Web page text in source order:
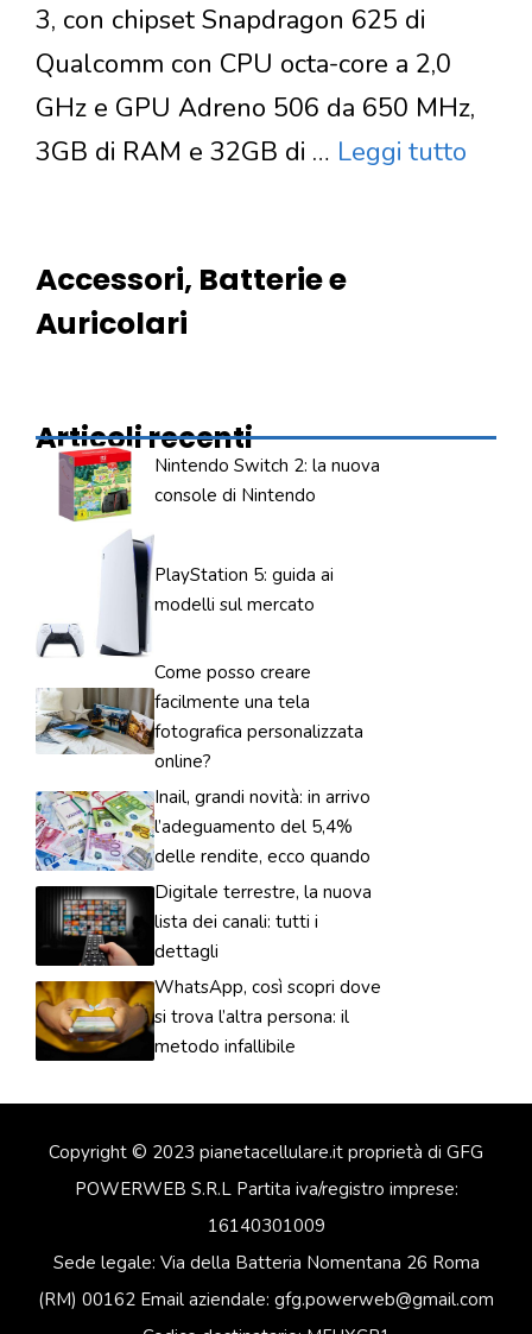
3, con chipset Snapdragon 625 di
Qualcomm con CPU octa-core a 2,0
GHz e GPU Adreno 506 da 650 MHz,
3GB di RAM e 32GB di … Leggi tutto
Accessori, Batterie e
Auricolari
Articoli recenti
Nintendo Switch 2: la nuova
console di Nintendo
PlayStation 5: guida ai
modelli sul mercato
Come posso creare
facilmente una tela
fotografica personalizzata
online?
Inail, grandi novità: in arrivo
l’adeguamento del 5,4%
delle rendite, ecco quando
Digitale terrestre, la nuova
lista dei canali: tutti i
dettagli
WhatsApp, così scopri dove
si trova l’altra persona: il
metodo infallibile
Copyright © 2023 pianetacellulare.it proprietà di GFG
POWERWEB S.R.L Partita iva/registro imprese:
16140301009
Sede legale: Via della Batteria Nomentana 26 Roma
(RM) 00162 Email aziendale: gfg.powerweb@gmail.com